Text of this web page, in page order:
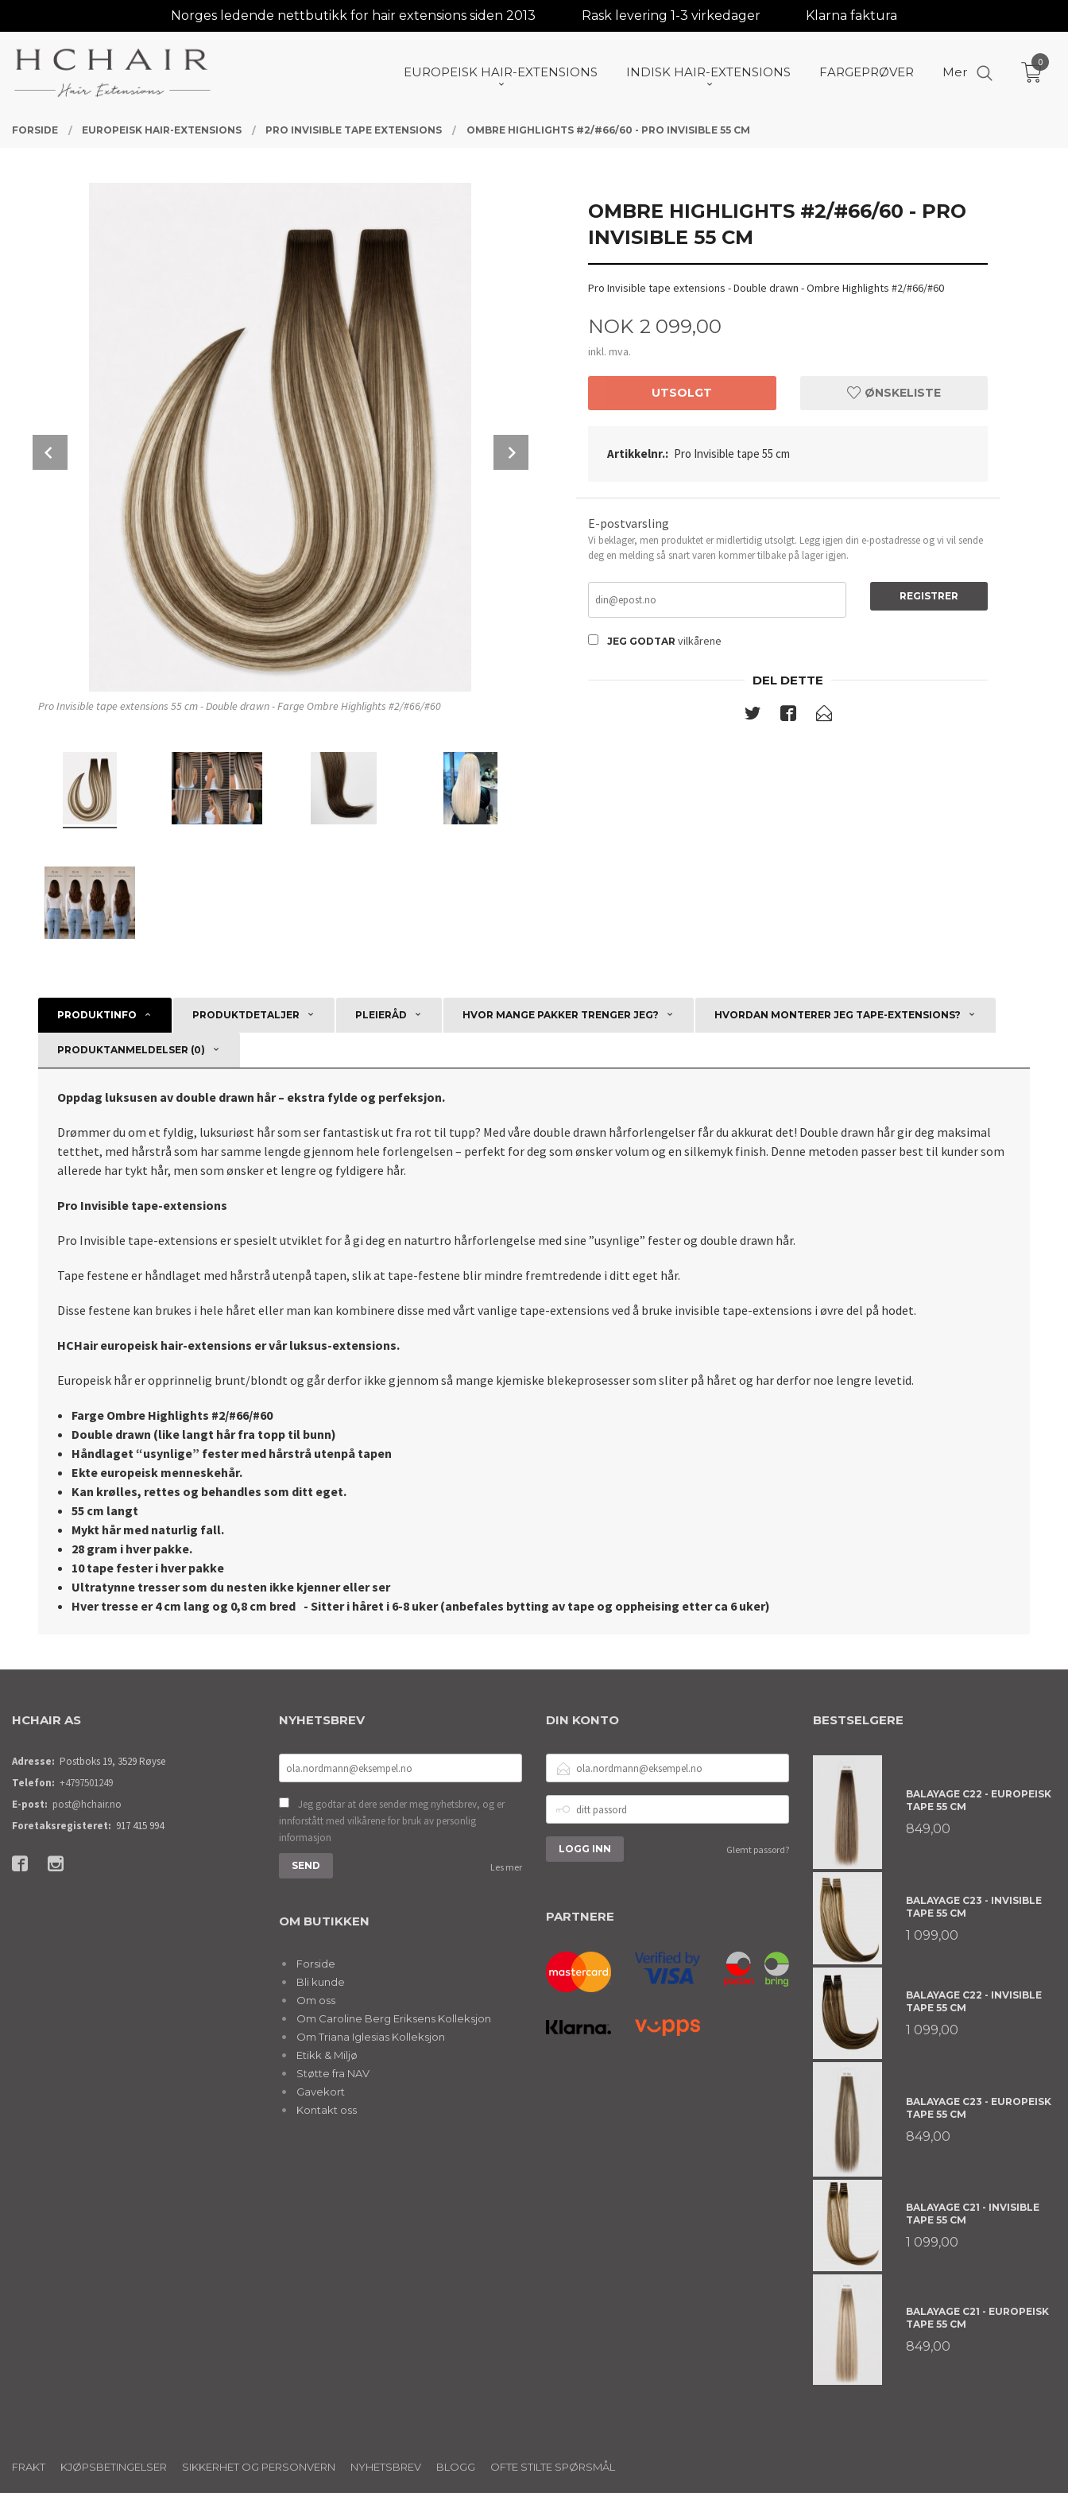
til
innholdet
Norges ledende nettbutikk for hair extensions siden 2013 Rask levering 1-3 virkedager Klarna faktura
PRODUKTER
EUROPEISK HAIR-EXTENSIONS INDISK HAIR-EXTENSIONS FARGEPRØVER Mer
0
FORSIDE EUROPEISK HAIR-EXTENSIONS PRO INVISIBLE TAPE EXTENSIONS OMBRE HIGHLIGHTS #2/#66/60 - PRO INVISIBLE 55 CM
Pro Invisible tape extensions 55 cm - Double drawn - Farge Ombre Highlights #2/#66/#60
Farge Ombre Highlights #2/#66/#60
OMBRE HIGHLIGHTS #2/#66/60 - PRO
INVISIBLE 55 CM
Pro Invisible tape extensions - Double drawn - Ombre Highlights #2/#66/#60
Pris
NOK 2 099,00
inkl. mva.
UTSOLGT ØNSKELISTE
Artikkelnr.: Pro Invisible tape 55 cm
E-postvarsling
Vi beklager, men produktet er midlertidig utsolgt. Legg igjen din e-postadresse og vi vil sende
deg en melding så snart varen kommer tilbake på lager igjen.
JEG GODTAR vilkårene
REGISTRER
DEL DETTE
PRODUKTINFO PRODUKTDETALJER PLEIERÅD HVOR MANGE PAKKER TRENGER JEG? HVORDAN MONTERER JEG TAPE-EXTENSIONS?
PRODUKTANMELDELSER (0)
Oppdag luksusen av double drawn hår – ekstra fylde og perfeksjon.
Drømmer du om et fyldig, luksuriøst hår som ser fantastisk ut fra rot til tupp? Med våre double drawn hårforlengelser får du akkurat det! Double drawn hår gir deg maksimal
tetthet, med hårstrå som har samme lengde gjennom hele forlengelsen – perfekt for deg som ønsker volum og en silkemyk finish. Denne metoden passer best til kunder som
allerede har tykt hår, men som ønsker et lengre og fyldigere hår.
Pro Invisible tape-extensions
Pro Invisible tape-extensions er spesielt utviklet for å gi deg en naturtro hårforlengelse med sine ”usynlige” fester og double drawn hår.
Tape festene er håndlaget med hårstrå utenpå tapen, slik at tape-festene blir mindre fremtredende i ditt eget hår.
Disse festene kan brukes i hele håret eller man kan kombinere disse med vårt vanlige tape-extensions ved å bruke invisible tape-extensions i øvre del på hodet.
HCHair europeisk hair-extensions er vår luksus-extensions.
Europeisk hår er opprinnelig brunt/blondt og går derfor ikke gjennom så mange kjemiske blekeprosesser som sliter på håret og har derfor noe lengre levetid.
Farge Ombre Highlights #2/#66/#60
Double drawn (like langt hår fra topp til bunn)
Håndlaget “usynlige” fester med hårstrå utenpå tapen
Ekte europeisk menneskehår.
Kan krølles, rettes og behandles som ditt eget.
55 cm langt
Mykt hår med naturlig fall.
28 gram i hver pakke.
10 tape fester i hver pakke
Ultratynne tresser som du nesten ikke kjennereller ser
Hver tresse er 4 cm lang og 0,8 cm bred - Sitter i håret i 6-8 uker (anbefales bytting av tape og oppheising etter ca 6 uker)
HCHAIR AS
Adresse: Postboks 19, 3529 Røyse
Telefon: +4797501249
E-post: post@hchair.no
Foretaksregisteret: 917 415 994
NYHETSBREV
Jeg godtar at dere sender meg nyhetsbrev, og er
innforstått med vilkårene for bruk av personlig
informasjon
Les mer
OM BUTIKKEN
Forside
Bli kunde
Om oss
Om Caroline Berg Eriksens Kolleksjon
Om Triana Iglesias Kolleksjon
Etikk & Miljø
Støtte fra NAV
Gavekort
Kontakt oss
DIN KONTO
POSTADRESSE
PASSORD
Glemt passord?
PARTNERE
BESTSELGERE
BALAYAGE C22 - EUROPEISK
TAPE 55 CM
849,00
BALAYAGE C23 - INVISIBLE
TAPE 55 CM
1 099,00
BALAYAGE C22 - INVISIBLE
TAPE 55 CM
1 099,00
BALAYAGE C23 - EUROPEISK
TAPE 55 CM
849,00
BALAYAGE C21 - INVISIBLE
TAPE 55 CM
1 099,00
BALAYAGE C21 - EUROPEISK
TAPE 55 CM
849,00
FRAKT KJØPSBETINGELSER SIKKERHET OG PERSONVERN NYHETSBREV BLOGG OFTE STILTE SPØRSMÅL